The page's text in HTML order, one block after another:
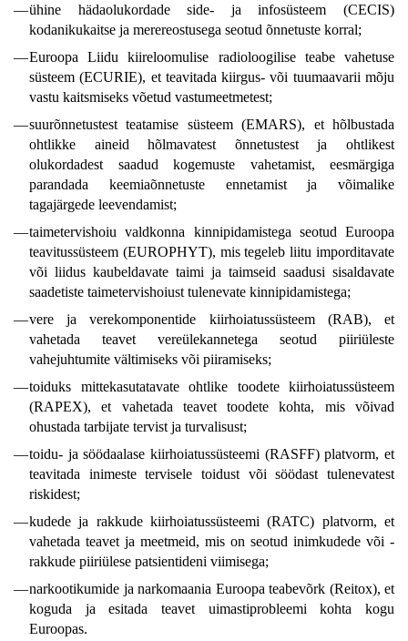
—ühine hädaolukordade side- ja infosüsteem (CECIS)
kodanikukaitse ja merereostusega seotud õnnetuste korral;
—Euroopa Liidu kiireloomulise radioloogilise teabe vahetuse
süsteem (ECURIE), et teavitada kiirgus- või tuumaavarii mõju
vastu kaitsmiseks võetud vastumeetmetest;
—suurõnnetustest teatamise süsteem (EMARS), et hõlbustada
ohtlikke aineid hõlmavatest õnnetustest ja ohtlikest
olukordadest saadud kogemuste vahetamist, eesmärgiga
parandada keemiaõnnetuste ennetamist ja võimalike
tagajärgede leevendamist;
—taimetervishoiu valdkonna kinnipidamistega seotud Euroopa
teavitussüsteem (EUROPHYT), mis tegeleb liitu imporditavate
või liidus kaubeldavate taimi ja taimseid saadusi sisaldavate
saadetiste taimetervishoiust tulenevate kinnipidamistega;
—vere ja verekomponentide kiirhoiatussüsteem (RAB), et
vahetada teavet vereülekannetega seotud piiriüleste
vahejuhtumite vältimiseks või piiramiseks;
—toiduks mittekasutatavate ohtlike toodete kiirhoiatussüsteem
(RAPEX), et vahetada teavet toodete kohta, mis võivad
ohustada tarbijate tervist ja turvalisust;
—toidu- ja söödaalase kiirhoiatussüsteemi (RASFF) platvorm, et
teavitada inimeste tervisele toidust või söödast tulenevatest
riskidest;
—kudede ja rakkude kiirhoiatussüsteemi (RATC) platvorm, et
vahetada teavet ja meetmeid, mis on seotud inimkudede või -
rakkude piiriülese patsientideni viimisega;
—narkootikumide ja narkomaania Euroopa teabevõrk (Reitox), et
koguda ja esitada teavet uimastiprobleemi kohta kogu
Euroopas.